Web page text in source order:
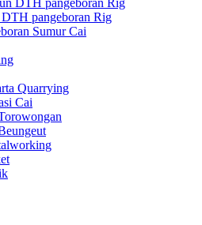
DTH pangeboran Rig
DTH pangeboran Rig
Sumur Cai
Quarrying
Cai